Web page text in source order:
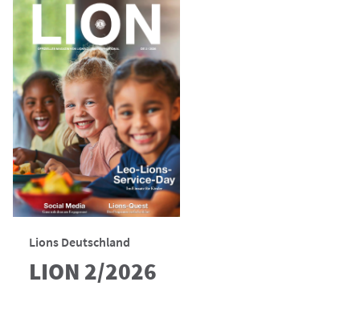
Lions Deutschland
LION 2/2026